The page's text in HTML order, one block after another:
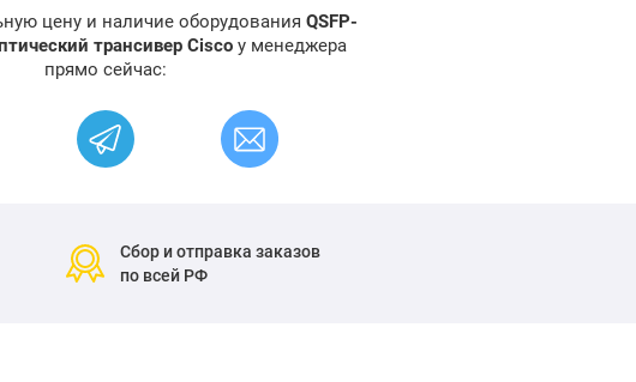
цену и наличие оборудования QSFP-
трансивер Cisco у менеджера
прямо сейчас:
Сбор и отправка заказов
по всей РФ